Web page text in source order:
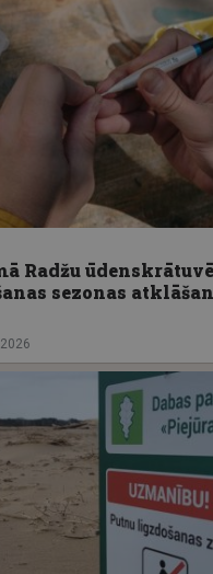
Radžu
sezonas